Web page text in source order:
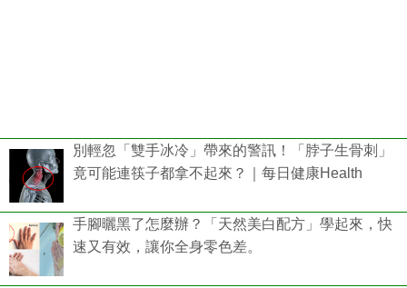
別輕忽「雙手冰冷」帶來的警訊！「脖子生骨刺」
竟可能連筷子都拿不起來？｜每日健康Health
手腳曬黑了怎麼辦？「天然美白配方」學起來，快
速又有效，讓你全身零色差。